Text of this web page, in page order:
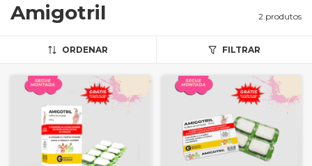
Amigotril 2 produtos
ORDENAR FILTRAR